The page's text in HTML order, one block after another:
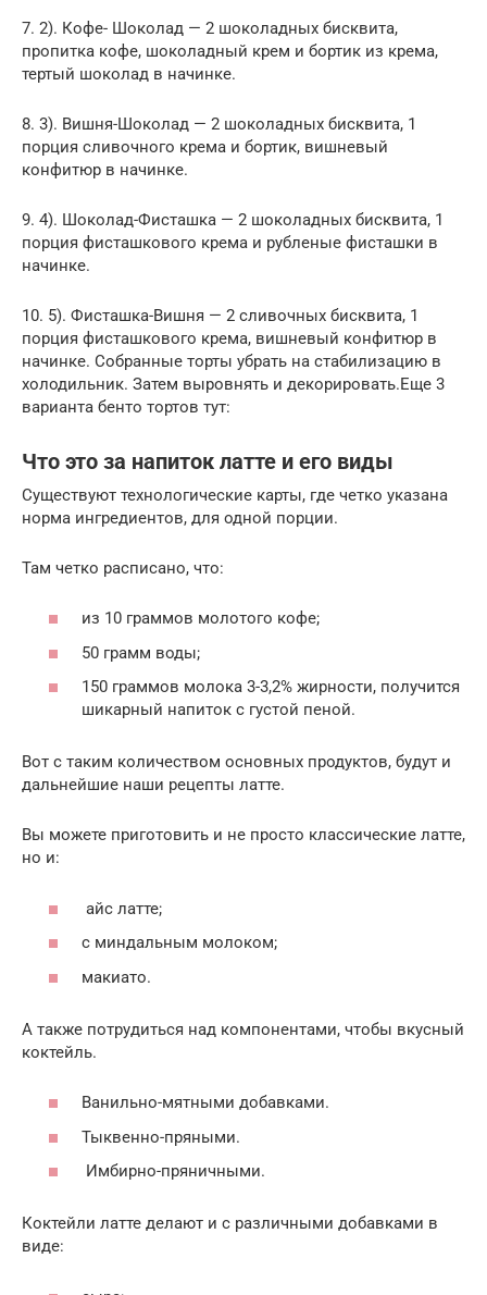
7. 2). Кофе- Шоколад — 2 шоколадных бисквита,
пропитка кофе, шоколадный крем и бортик из крема,
тертый шоколад в начинке.
8. 3). Вишня-Шоколад — 2 шоколадных бисквита, 1
порция сливочного крема и бортик, вишневый
конфитюр в начинке.
9. 4). Шоколад-Фисташка — 2 шоколадных бисквита, 1
порция фисташкового крема и рубленые фисташки в
начинке.
10. 5). Фисташка-Вишня — 2 сливочных бисквита, 1
порция фисташкового крема, вишневый конфитюр в
начинке. Собранные торты убрать на стабилизацию в
холодильник. Затем выровнять и декорировать.Еще 3
варианта бенто тортов тут:
Что это за напиток латте и его виды
Существуют технологические карты, где четко указана
норма ингредиентов, для одной порции.
Там четко расписано, что:
из 10 граммов молотого кофе;
50 грамм воды;
150 граммов молока 3-3,2% жирности, получится
шикарный напиток с густой пеной.
Вот с таким количеством основных продуктов, будут и
дальнейшие наши рецепты латте.
Вы можете приготовить и не просто классические латте,
но и:
айс латте;
с миндальным молоком;
макиато.
А также потрудиться над компонентами, чтобы вкусный
коктейль.
Ванильно-мятными добавками.
Тыквенно-пряными.
Имбирно-пряничными.
Коктейли латте делают и с различными добавками в
виде: